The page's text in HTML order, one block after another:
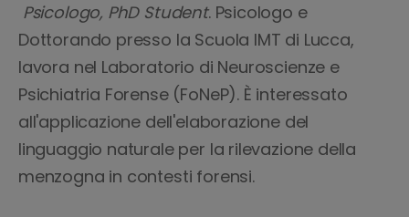
Psicologo, PhD Student. Psicologo e
Dottorando presso la Scuola IMT di Lucca,
lavora nel Laboratorio di Neuroscienze e
Psichiatria Forense (FoNeP). È interessato
all'applicazione dell'elaborazione del
linguaggio naturale per la rilevazione della
menzogna in contesti forensi.